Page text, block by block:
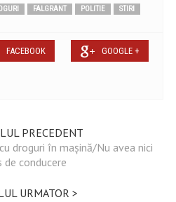
FALGRANT POLITIE
STIRI
FACEBOOK GOOGLE +
PRECEDENT
droguri în mașină/Nu avea nici
de conducere
URMATOR >